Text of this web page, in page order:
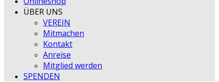
ÜBER UNS
VEREIN
Mitmachen
Kontakt
Anreise
Mitglied werden
SPENDEN